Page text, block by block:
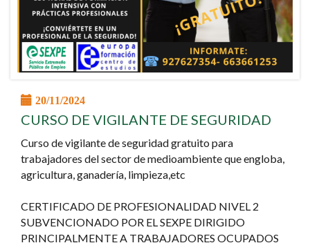
20/11/2024
CURSO DE VIGILANTE DE SEGURIDAD
Curso de vigilante de seguridad gratuito para
trabajadores del sector de medioambiente que engloba,
agricultura, ganadería, limpieza,etc
CERTIFICADO DE PROFESIONALIDAD NIVEL 2
SUBVENCIONADO POR EL SEXPE DIRIGIDO
PRINCIPALMENTE A TRABAJADORES OCUPADOS